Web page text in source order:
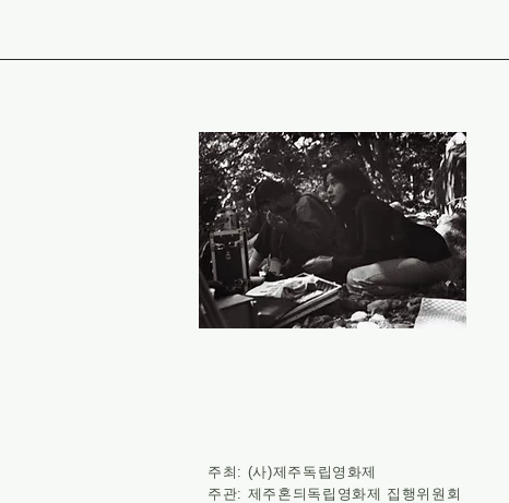
주최: (사)제주독립영화제
주관: 제주혼듸독립영화제 집행위원회